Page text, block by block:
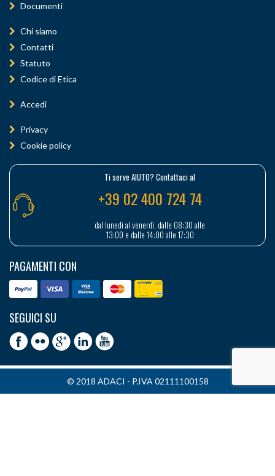
Documenti
Chi siamo
Contatti
Statuto
Codice di Etica
Accedi
Privacy
Cookie policy
Ti serve AIUTO? Contattaci al
+39 02 400 724 74
dal lunedì al venerdì, dalle 08:30 alle
13:00 e dalle 14:00 alle 17:30
PAGAMENTI CON
SEGUICI SU
© 2018 ADACI - P.IVA 02111100158